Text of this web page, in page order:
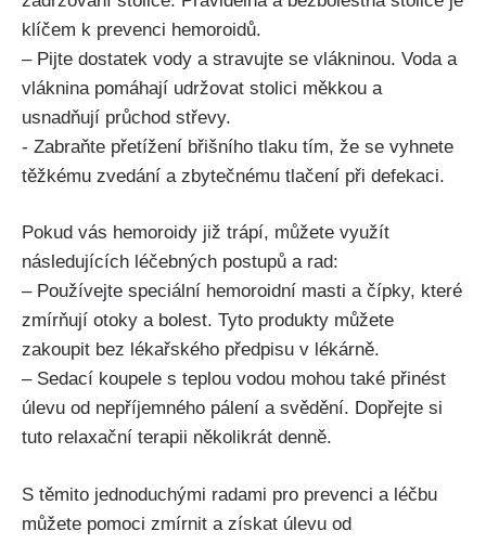
klíčem k prevenci ​hemoroidů.
– Pijte dostatek vody ‍a stravujte se vlákninou.‍ Voda‍ a
vláknina pomáhají udržovat stolici měkkou a
usnadňují průchod střevy.
-⁢ Zabraňte přetížení ⁤břišního tlaku tím, že se vyhnete
těžkému zvedání a zbytečnému tlačení ⁢při defekaci.
Pokud vás hemoroidy již trápí, můžete využít
následujících léčebných postupů a rad:
– Používejte speciální hemoroidní⁢ masti a čípky, které
zmírňují otoky a ‍bolest. Tyto‌ produkty můžete
zakoupit bez lékařského předpisu v lékárně.
– Sedací koupele s teplou vodou mohou také přinést
úlevu od nepříjemného pálení a⁢ svědění. Dopřejte si
tuto relaxační terapii několikrát denně.
S těmito jednoduchými radami pro prevenci a léčbu
můžete pomoci zmírnit a⁣ získat úlevu ‍od